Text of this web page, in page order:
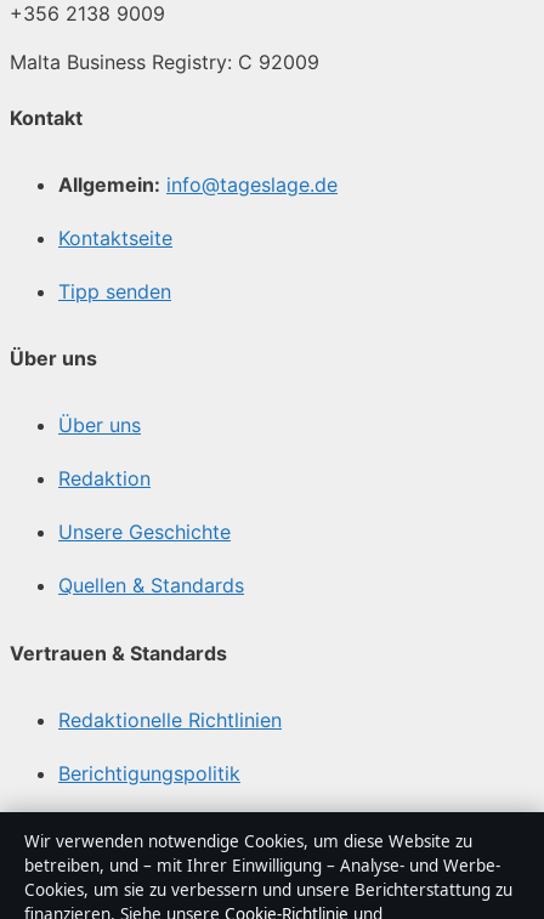
+356 2138 9009
Malta Business Registry: C 92009
Kontakt
Allgemein: info@tageslage.de
Kontaktseite
Tipp senden
Über uns
Über uns
Redaktion
Unsere Geschichte
Quellen & Standards
Vertrauen & Standards
Redaktionelle Richtlinien
Berichtigungspolitik
Datenschutzerklärung
Wir verwenden notwendige Cookies, um diese Website zu
betreiben, und – mit Ihrer Einwilligung – Analyse- und Werbe-
Cookies, um sie zu verbessern und unsere Berichterstattung zu
finanzieren. Siehe unsere Cookie-Richtlinie und